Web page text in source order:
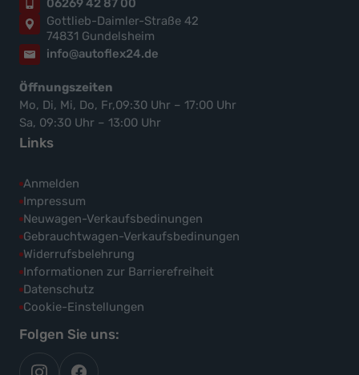
06269 42 87 00
Gottlieb-Daimler-Straße 42
74831 Gundelsheim
info@autoflex24.de
Öffnungszeiten
Mo, Di, Mi, Do, Fr,09:30 Uhr – 17:00 Uhr
Sa, 09:30 Uhr – 13:00 Uhr
Links
Anmelden
Impressum
Neuwagen-Verkaufsbedinungen
Gebrauchtwagen-Verkaufsbedinungen
Widerrufsbelehrung
Informationen zur Barrierefreiheit
Datenschutz
Cookie-Einstellungen
Folgen Sie uns:
autoflexautoflex24